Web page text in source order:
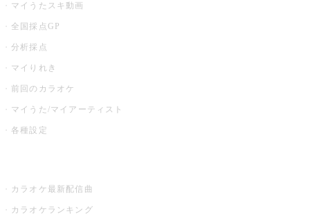
マイうたスキ動画
全国採点GP
分析採点
マイりれき
前回のカラオケ
マイうた/マイアーティスト
各種設定
カラオケ最新配信曲
カラオケランキング